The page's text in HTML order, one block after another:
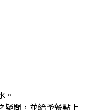
。
疑問，並給予餐點上